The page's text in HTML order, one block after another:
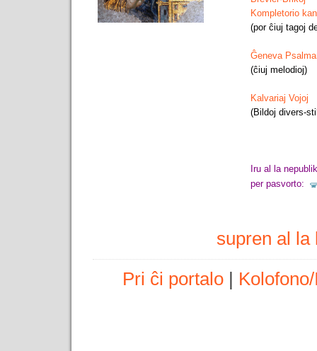
Kompletorio
(por ĉiuj tagoj
Ĝeneva
(ĉiuj melodioj)
Kalvariaj Vojoj
(Bildoj divers-
Iru al la
per pasvorto:
supren al la
Pri ĉi portalo|